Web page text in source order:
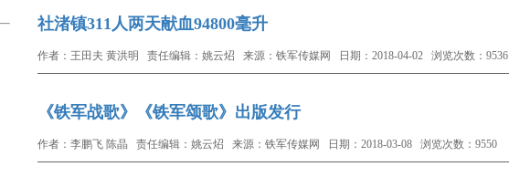
社渚镇311人两天献血94800毫升
作者：王田夫 黄洪明 责任编辑：姚云炤 来源：铁军传媒网 日期：2018-04-02 浏览次数：9536
《铁军战歌》《铁军颂歌》出版发行
作者：李鹏飞 陈晶 责任编辑：姚云炤 来源：铁军传媒网 日期：2018-03-08 浏览次数：9550